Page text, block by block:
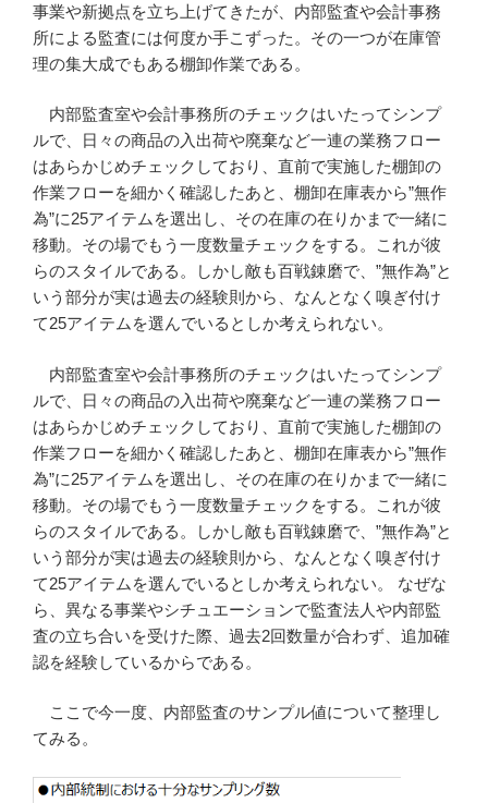
事業や新拠点を立ち上げてきたが、内部監査や会計事務
所による監査には何度か手こずった。その一つが在庫管
理の集大成でもある棚卸作業である。
内部監査室や会計事務所のチェックはいたってシンプ
ルで、日々の商品の入出荷や廃棄など一連の業務フロー
はあらかじめチェックしており、直前で実施した棚卸の
作業フローを細かく確認したあと、棚卸在庫表から”無作
為”に25アイテムを選出し、その在庫の在りかまで一緒に
移動。その場でもう一度数量チェックをする。これが彼
らのスタイルである。しかし敵も百戦錬磨で、”無作為”と
いう部分が実は過去の経験則から、なんとなく嗅ぎ付け
て25アイテムを選んでいるとしか考えられない。
内部監査室や会計事務所のチェックはいたってシンプ
ルで、日々の商品の入出荷や廃棄など一連の業務フロー
はあらかじめチェックしており、直前で実施した棚卸の
作業フローを細かく確認したあと、棚卸在庫表から”無作
為”に25アイテムを選出し、その在庫の在りかまで一緒に
移動。その場でもう一度数量チェックをする。これが彼
らのスタイルである。しかし敵も百戦錬磨で、”無作為”と
いう部分が実は過去の経験則から、なんとなく嗅ぎ付け
て25アイテムを選んでいるとしか考えられない。 なぜな
ら、異なる事業やシチュエーションで監査法人や内部監
査の立ち合いを受けた際、過去2回数量が合わず、追加確
認を経験しているからである。
ここで今一度、内部監査のサンプル値について整理し
てみる。